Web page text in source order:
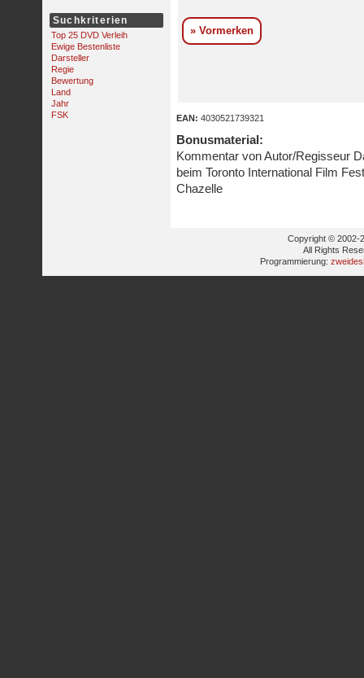
Suchkriterien
Top 25 DVD Verleih
Ewige Bestenliste
Darsteller
Regie
Bewertung
Land
Jahr
FSK
» Vormerken
EAN: 4030521739321
Bonusmaterial:
Kommentar von Autor/Regisseur
beim Toronto International Film
Chazelle
Copyright © 2002-
All Rights
Programmierung: